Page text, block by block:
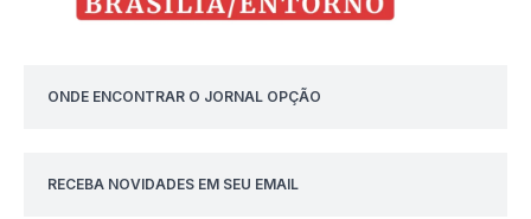
ONDE ENCONTRAR O JORNAL OPÇÃO
RECEBA NOVIDADES EM SEU EMAIL